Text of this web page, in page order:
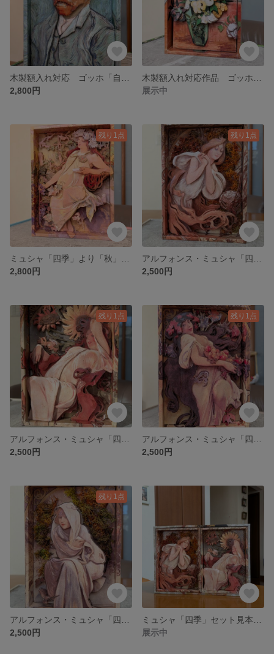
2,800円
展示中
残り1点
2,800円
残り1点
2,500円
残り1点
2,500円
残り1点
2,500円
残り1点
2,500円
展示中